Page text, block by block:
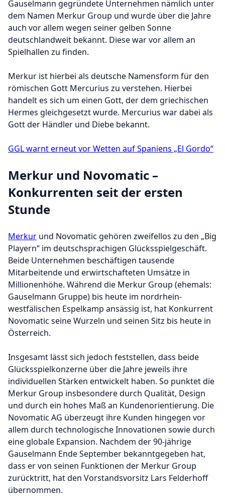
Gauselmann gegründete Unternehmen nämlich unter
dem Namen Merkur Group und wurde über die Jahre
auch vor allem wegen seiner gelben Sonne
deutschlandweit bekannt. Diese war vor allem an
Spielhallen zu finden.
Merkur ist hierbei als deutsche Namensform für den
römischen Gott Mercurius zu verstehen. Hierbei
handelt es sich um einen Gott, der dem griechischen
Hermes gleichgesetzt wurde. Mercurius war dabei als
Gott der Händler und Diebe bekannt.
GGL warnt erneut vor Wetten auf Spaniens „El Gordo“
Merkur und Novomatic –
Konkurrenten seit der ersten
Stunde
Merkur und Novomatic gehören zweifellos zu den „Big
Playern“ im deutschsprachigen Glücksspielgeschäft.
Beide Unternehmen beschäftigen tausende
Mitarbeitende und erwirtschafteten Umsätze in
Millionenhöhe. Während die Merkur Group (ehemals:
Gauselmann Gruppe) bis heute im nordrhein-
westfälischen Espelkamp ansässig ist, hat Konkurrent
Novomatic seine Wurzeln und seinen Sitz bis heute in
Österreich.
Insgesamt lässt sich jedoch feststellen, dass beide
Glücksspielkonzerne über die Jahre jeweils ihre
individuellen Stärken entwickelt haben. So punktet die
Merkur Group insbesondere durch Qualität, Design
und durch ein hohes Maß an Kundenorientierung. Die
Novomatic AG überzeugt ihre Kunden hingegen vor
allem durch technologische Innovationen sowie durch
eine globale Expansion. Nachdem der 90-jährige
Gauselmann Ende September bekanntgegeben hat,
dass er von seinen Funktionen der Merkur Group
zurücktritt, hat den Vorstandsvorsitz Lars Felderhoff
übernommen.